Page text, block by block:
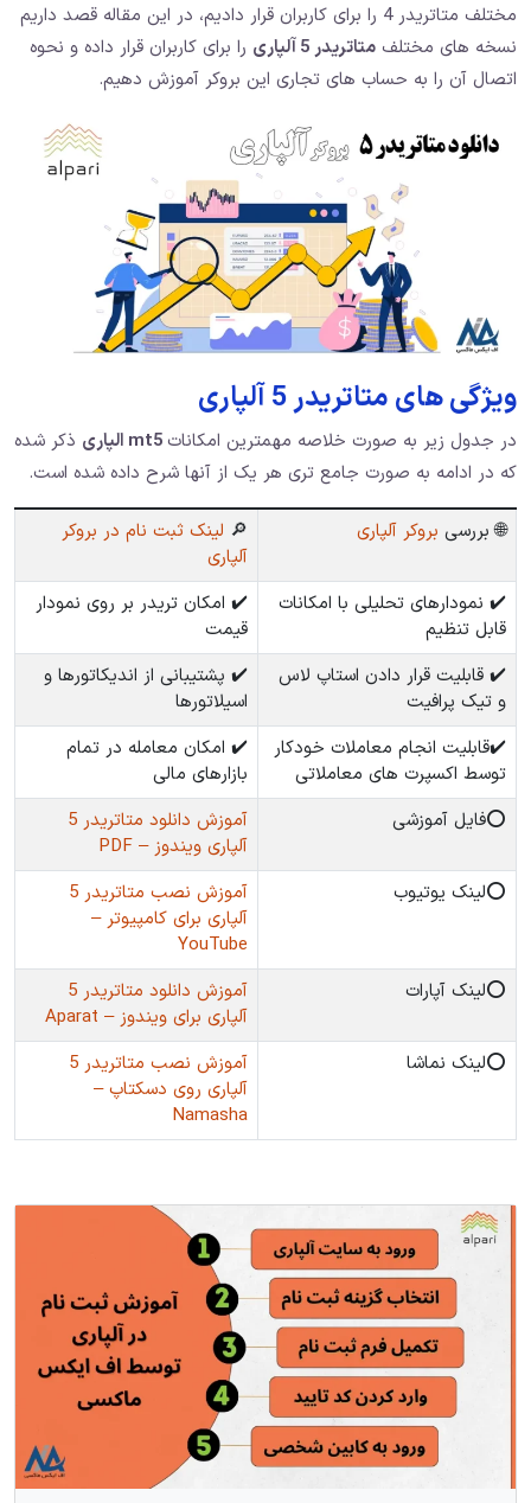
مختلف متاتریدر 4 را برای کاربران قرار دادیم، در این مقاله قصد داریم
نسخه های مختلف متاتریدر 5 آلپاری
را برای کاربران قرار داده و نحوه
اتصال آن را به حساب های تجاری این بروکر آموزش دهیم.
ویژگی های متاتریدر 5 آلپاری
در جدول زیر به صورت خلاصه مهمترین امکانات
ذکر شده
که در ادامه به صورت جامع تری هر یک از آنها شرح داده شده است.
🌐 بررسی بروکر آلپاری 🔎 لینک ثبت نام در بروکر
آلپاری
✔️ نمودارهای تحلیلی با امکانات
قابل تنظیم
✔️ امکان تریدر بر روی نمودار
قیمت
✔️ قابلیت قرار دادن استاپ لاس
و تیک پرافیت
✔️ پشتیبانی از اندیکاتورها و
اسیلاتورها
✔️قابلیت انجام معاملات خودکار
توسط اکسپرت های معاملاتی
✔️ امکان معامله در تمام
بازارهای مالی
⭕️فایل آموزشی
آموزش دانلود متاتریدر 5
آلپاری ویندوز – PDF
⭕️لینک یوتیوب
آموزش نصب متاتریدر 5
آلپاری برای کامپیوتر –
YouTube
⭕️لینک آپارات
آموزش دانلود متاتریدر 5
آلپاری برای ویندوز – Aparat
⭕️لینک نماشا
آموزش نصب متاتریدر 5
آلپاری روی دسکتاپ –
Namasha